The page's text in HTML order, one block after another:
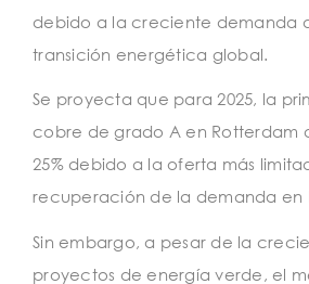
debido a la creciente demanda
transición energética global.
Se proyecta que para 2025, la
cobre de grado A en Rotterdam
25% debido a la oferta más
recuperación de la demanda en
Sin embargo, a pesar de la
proyectos de energía verde, el